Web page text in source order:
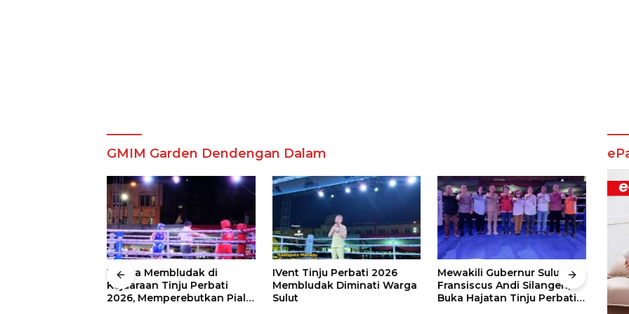
GMIM Garden Dendengan Dalam
Warga Membludak di
Kejuaraan Tinju Perbati
2026, Memperebutkan Piala
IVent Tinju Perbati 2026
Membludak Diminati Warga
Sulut
Mewakili Gubernur Sulut, dr
Fransiscus Andi Silangen,
Buka Hajatan Tinju Perbati